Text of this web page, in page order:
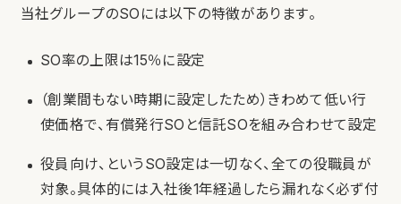
当社グループのSOには以下の特徴があります。
SO率の上限は15％に設定
（創業間もない時期に設定したため）きわめて低い行
使価格で、有償発行SOと信託SOを組み合わせて設定
役員向け、というSO設定は一切なく、全ての役職員が
対象。具体的には入社後1年経過したら漏れなく必ず付